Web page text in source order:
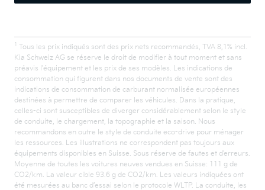
1 Tous les prix indiqués sont des prix nets recommandés, TVA 8,1% incl.
Kia Schweiz AG se réserve le droit de modifier à tout moment et sans
préavis l'équipement et les prix de ses modèles. Les indications de
consommation qui figurent dans nos documents de vente sont des
indications de consommation de carburant normalisée européennes
destinées à permettre de comparer les véhicules. Dans la pratique,
celles-ci sont susceptibles de diverger considérablement selon le style
de conduite, le chargement, la topographie et la saison. Nous
recommandons en outre le style de conduite eco-drive pour ménager
les ressources. Les illustrations ne correspondent pas toujours aux
équipements disponibles en Suisse. Sous réserve de fautes et d'erreurs.
Moyenne de toutes les voitures neuves vendues en Suisse: 111 g de
CO2/km. La valeur cible 93.6 g de CO2/km. Les valeurs indiquées ont
été mesurées au banc d’essai selon le protocole WLTP. La conduite, les